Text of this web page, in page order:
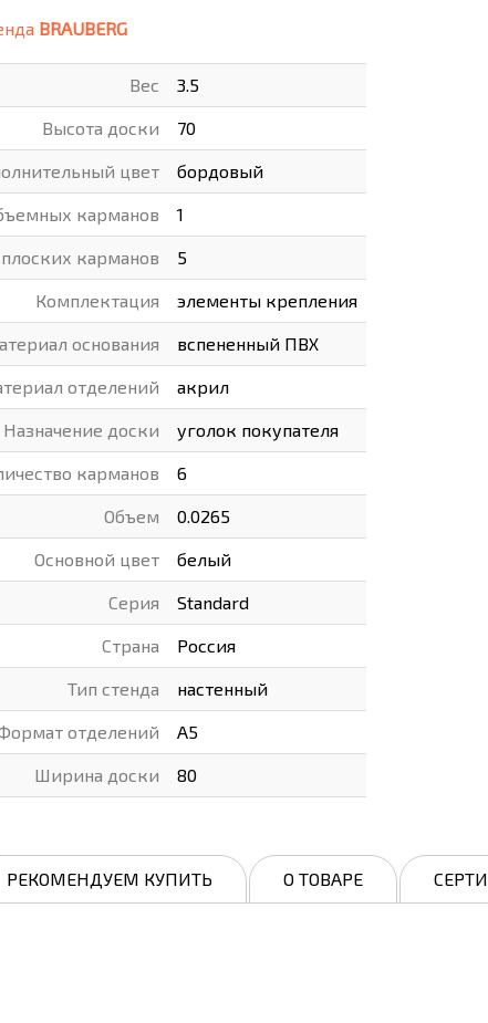
И ОСВЕЩЕНИЕ
BRAUBERG
Вес 3.5
Высота доски 70
цвет бордовый
карманов 1
карманов 5
Комплектация элементы крепления
основания вспененный ПВХ
отделений акрил
Назначение доски уголок покупателя
карманов 6
Объем 0.0265
Основной цвет белый
Серия Standard
Страна Россия
Тип стенда настенный
отделений А5
Ширина доски 80
РЕКОМЕНДУЕМ КУПИТЬ О ТОВАРЕ